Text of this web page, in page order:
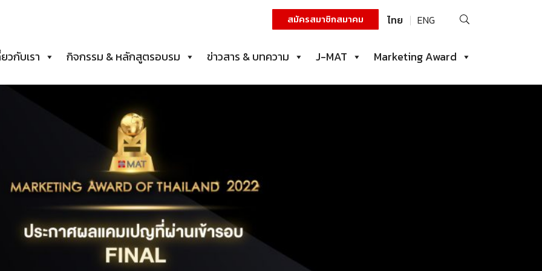
สมัครสมาชิกสมาคม ไทย ENG
ค้นหา
วกับเรา
กิจกรรม & หลักสูตรอบรม ข่าวสาร & บทความ J-MAT Marketing Award